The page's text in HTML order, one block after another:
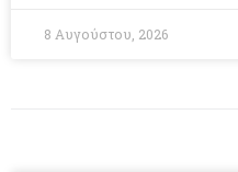
8 Αυγούστου, 2026